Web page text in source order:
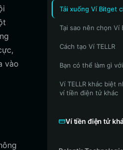
vào
Tải xuống Ví Bitget
Tại sao nên chọn Ví
Cách tạo Ví TELLR
Bạn có thể làm gì với
Ví TELLR khác biệt
ví tiền điện tử khác
Ví tiền điện tử